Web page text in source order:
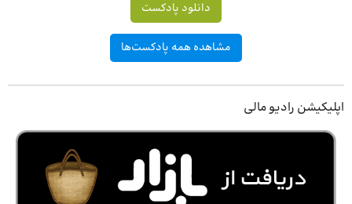
دانلود پادکست
مشاهده همه پادکست‌ها
اپلیکیشن رادیو مالی